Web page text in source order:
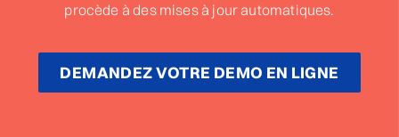
procède à des mises à jour automatiques.
DEMANDEZ VOTRE DEMO EN LIGNE